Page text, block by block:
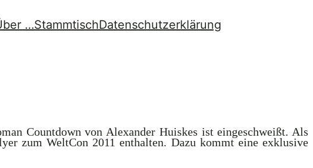
…StammtischDatenschutzerklärung
Countdown von Alexander Huiskes ist eingeschweißt. Als
zum WeltCon 2011 enthalten. Dazu kommt eine exklusive